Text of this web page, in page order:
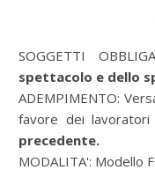
SOGGETTI
spettacolo e dello
ADEMPIMENTO:
favore dei
precedente.
MODALITA': Modello